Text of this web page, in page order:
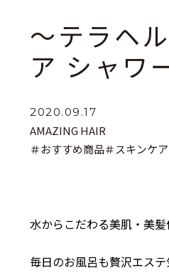
～テラヘ
ア シャワ
2020.09.17
AMAZING HAIR
＃おすすめ商品＃スキンケア
水からこだわる美肌・美髪
毎日のお風呂も贅沢エス